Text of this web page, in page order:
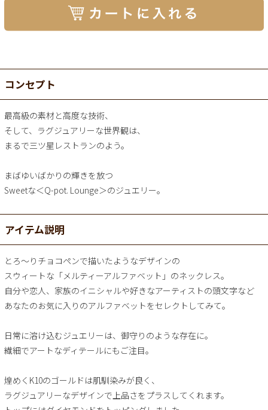
コンセプト
最高級の素材と高度な技術、
そして、ラグジュアリーな世界観は、
まるで三ツ星レストランのよう。
まばゆいばかりの輝きを放つ
Sweetな＜Q-pot. Lounge＞のジュエリー。
アイテム説明
とろ～りチョコペンで描いたようなデザインの
スウィートな「メルティーアルファベット」のネックレス。
自分や恋人、家族のイニシャルや好きなアーティストの頭文字など
あなたのお気に入りのアルファベットをセレクトしてみて。
日常に溶け込むジュエリーは、御守りのような存在に。
繊細でアートなディテールにもご注目。
煌めくK10のゴールドは肌馴染みが良く、
ラグジュアリーなデザインで上品さをプラスしてくれます。